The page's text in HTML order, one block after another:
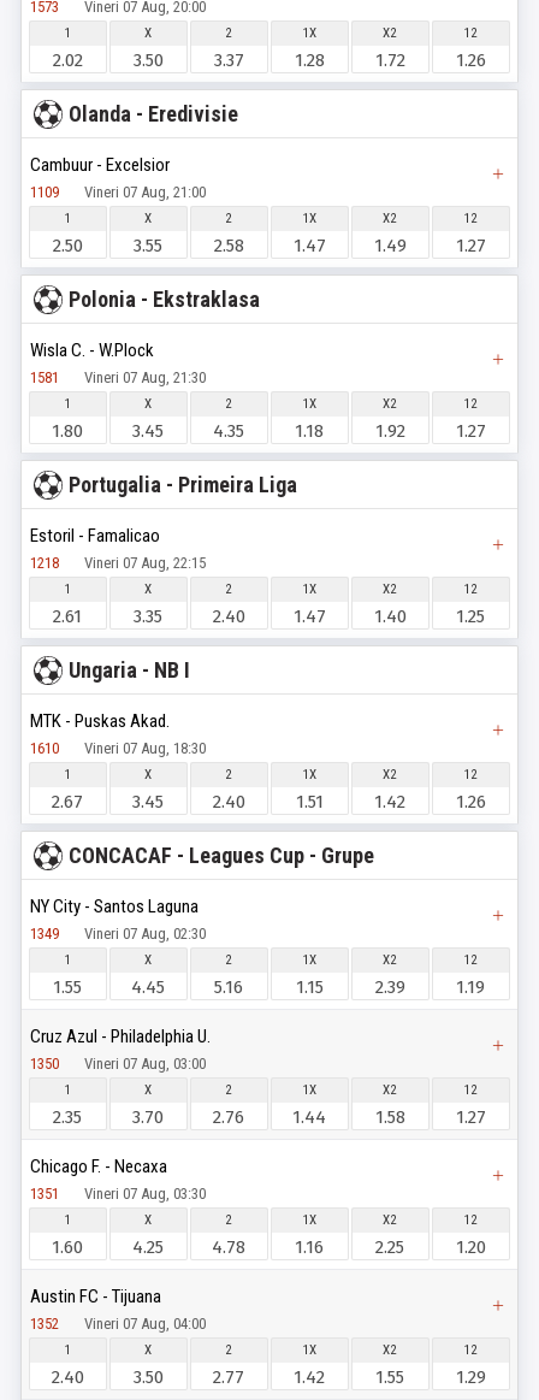
1573 Vineri 07 Aug, 20:00
1
2.02
X
3.50
2
3.37
1X
1.28
X2
1.72
12
1.26
Olanda - Eredivisie
Cambuur - Excelsior
1109 Vineri 07 Aug, 21:00
1
2.50
X
3.55
2
2.58
1X
1.47
X2
1.49
12
1.27
Polonia - Ekstraklasa
Wisla C. - W.Plock
1581 Vineri 07 Aug, 21:30
1
1.80
X
3.45
2
4.35
1X
1.18
X2
1.92
12
1.27
Portugalia - Primeira Liga
Estoril - Famalicao
1218 Vineri 07 Aug, 22:15
1
2.61
X
3.35
2
2.40
1X
1.47
X2
1.40
12
1.25
Ungaria - NB I
MTK - Puskas Akad.
1610 Vineri 07 Aug, 18:30
1
2.67
X
3.45
2
2.40
1X
1.51
X2
1.42
12
1.26
CONCACAF - Leagues Cup - Grupe
NY City - Santos Laguna
1349 Vineri 07 Aug, 02:30
1
1.55
X
4.45
2
5.16
1X
1.15
X2
2.39
12
1.19
Cruz Azul - Philadelphia U.
1350 Vineri 07 Aug, 03:00
1
2.35
X
3.70
2
2.76
1X
1.44
X2
1.58
12
1.27
Chicago F. - Necaxa
1351 Vineri 07 Aug, 03:30
1
1.60
X
4.25
2
4.78
1X
1.16
X2
2.25
12
1.20
Austin FC - Tijuana
1352 Vineri 07 Aug, 04:00
1
2.40
X
3.50
2
2.77
1X
1.42
X2
1.55
12
1.29